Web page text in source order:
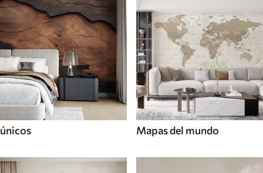
únicos Mapas del mundo